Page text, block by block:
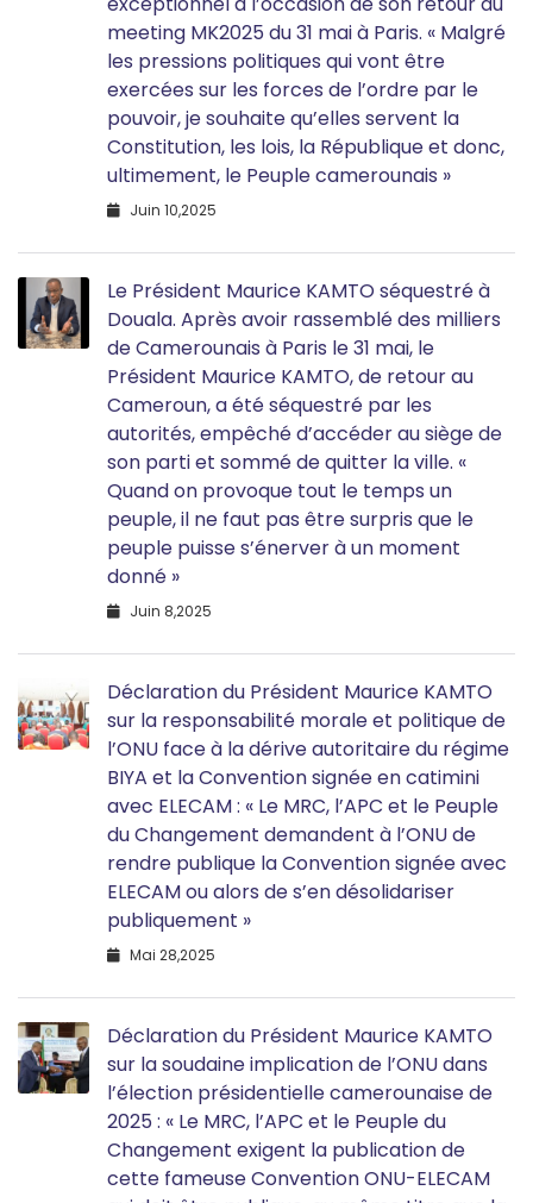
meeting MK2025 du 31 mai à Paris. « Malgré
les pressions politiques qui vont être
exercées sur les forces de l’ordre par le
pouvoir, je souhaite qu’elles servent la
Constitution, les lois, la République et donc,
ultimement, le Peuple camerounais »
Juin 10,2025
Le Président Maurice KAMTO séquestré à
Douala. Après avoir rassemblé des milliers
de Camerounais à Paris le 31 mai, le
Président Maurice KAMTO, de retour au
Cameroun, a été séquestré par les
autorités, empêché d’accéder au siège de
son parti et sommé de quitter la ville. «
Quand on provoque tout le temps un
peuple, il ne faut pas être surpris que le
peuple puisse s’énerver à un moment
donné »
Juin 8,2025
Déclaration du Président Maurice KAMTO
sur la responsabilité morale et politique de
l’ONU face à la dérive autoritaire du régime
BIYA et la Convention signée en catimini
avec ELECAM : « Le MRC, l’APC et le Peuple
du Changement demandent à l’ONU de
rendre publique la Convention signée avec
ELECAM ou alors de s’en désolidariser
publiquement »
Mai 28,2025
Déclaration du Président Maurice KAMTO
sur la soudaine implication de l’ONU dans
l’élection présidentielle camerounaise de
2025 : « Le MRC, l’APC et le Peuple du
Changement exigent la publication de
cette fameuse Convention ONU-ELECAM